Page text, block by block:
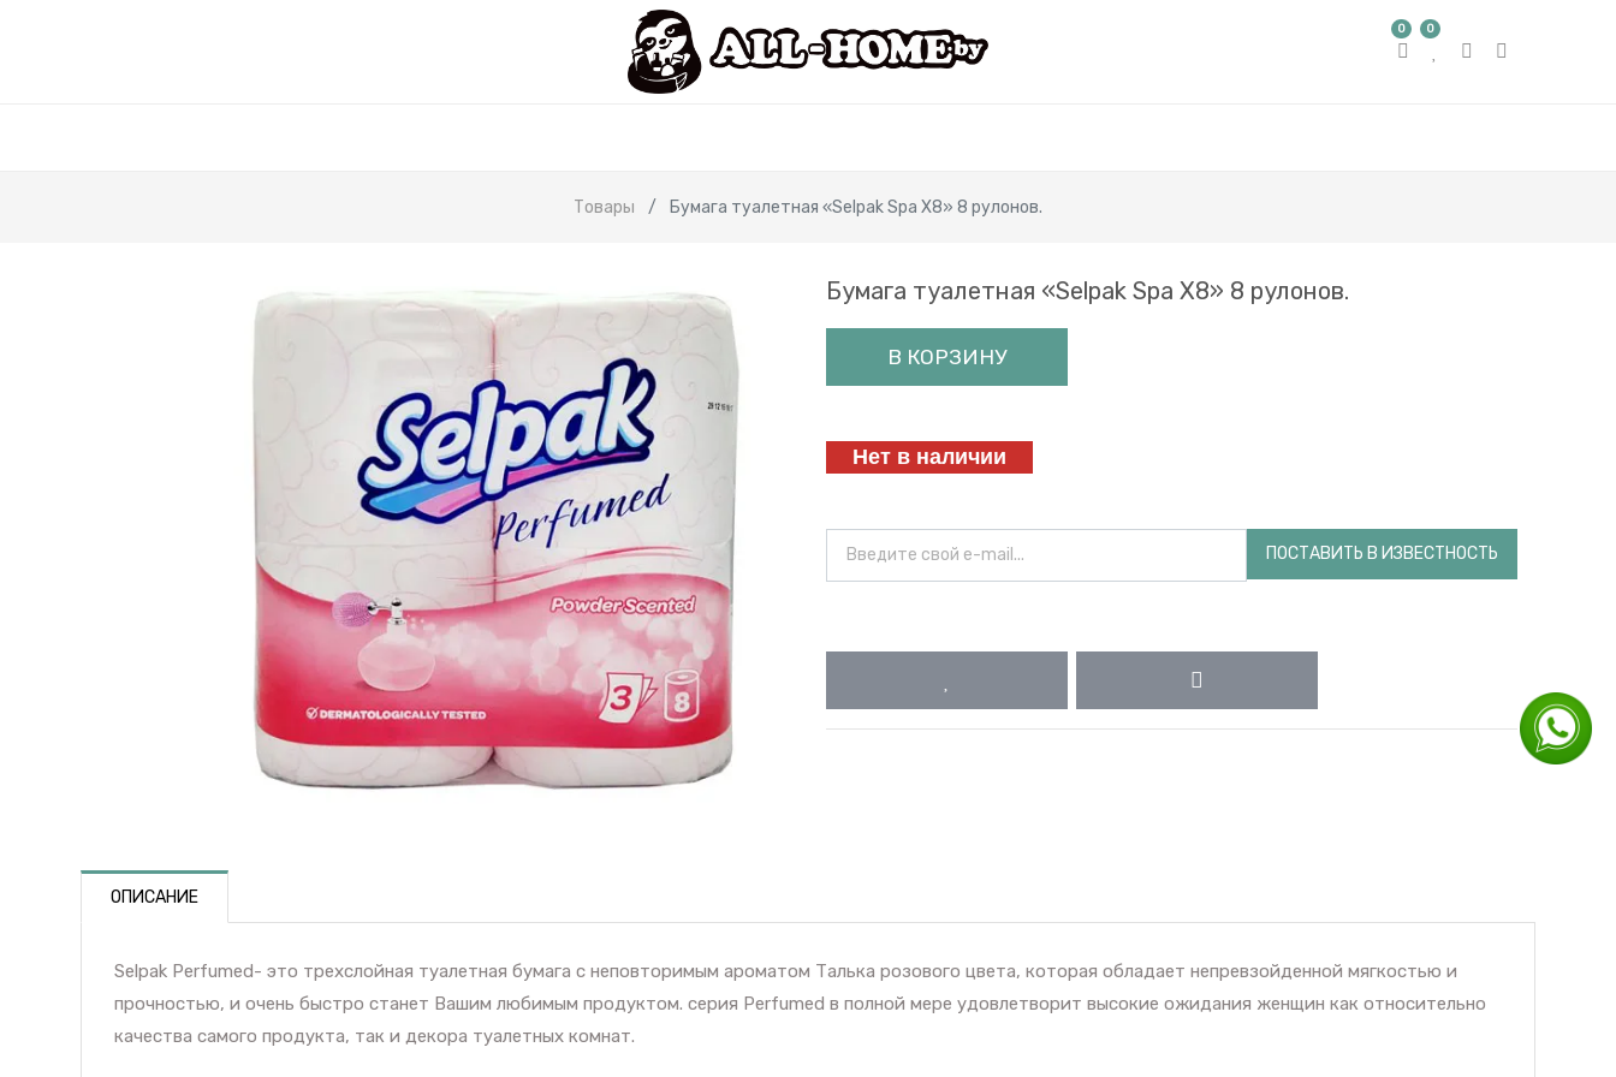
0 0
Товары Бумага туалетная «Selpak Spa X8» 8 рулонов.
Бумага туалетная «Selpak Spa X8» 8 рулонов.
В КОРЗИНУ
Нет в наличии
ПОСТАВИТЬ В ИЗВЕСТНОСТЬ
ОПИСАНИЕ
Selpak Perfumed- это трехслойная туалетная бумага с неповторимым ароматом Талька розового цвета, которая обладает непревзойденной мягкостью и
прочностью, и очень быстро станет Вашим любимым продуктом. серия Perfumed в полной мере удовлетворит высокие ожидания женщин как относительно
качества самого продукта, так и декора туалетных комнат.